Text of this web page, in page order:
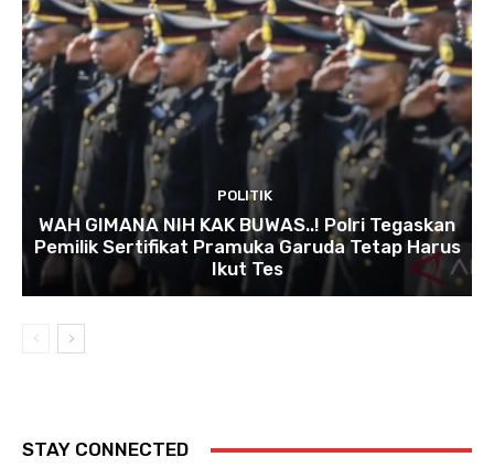
POLITIK
WAH GIMANA NIH KAK BUWAS..! Polri Tegaskan
Pemilik Sertifikat Pramuka Garuda Tetap Harus
Ikut Tes
STAY CONNECTED